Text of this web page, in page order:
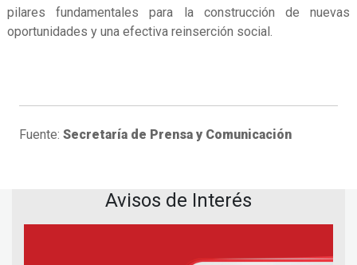
pilares fundamentales para la construcción de nuevas
oportunidades y una efectiva reinserción social.
Fuente: Secretaría de Prensa y Comunicación
Avisos de Interés